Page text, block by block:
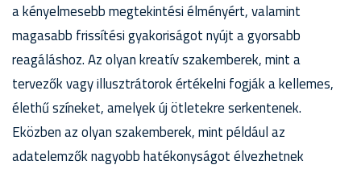
a kényelmesebb megtekintési élményért, valamint
magasabb frissítési gyakoriságot nyújt a gyorsabb
reagáláshoz. Az olyan kreatív szakemberek, mint a
tervezők vagy illusztrátorok értékelni fogják a kellemes,
élethű színeket, amelyek új ötletekre serkentenek.
Eközben az olyan szakemberek, mint például az
adatelemzők nagyobb hatékonyságot élvezhetnek